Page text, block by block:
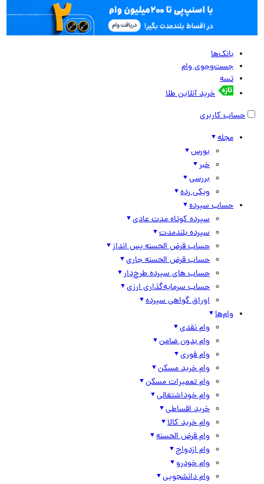
بانک‌ها
جست‌وجوی وام
تسه
خرید آنلاین طلا
حساب کاربری
مجله
بورس
خبر
بررسی
ویکی رده
حساب سپرده
سپرده کوتاه مدت عادی
سپرده بلندمدت
حساب قرض الحسنه پس انداز
حساب قرض الحسنه جاری
حساب های سپرده طرح‌دار
حساب سرمایه‌گذاری ارزی
اوراق گواهی سپرده
وام‌ها
وام نقدی
وام بدون ضامن
وام فوری
وام خرید مسکن
وام تعمیرات مسکن
وام خوداشتغالی
خرید اقساطی
وام خرید کالا
وام قرض الحسنه
وام ازدواج
وام خودرو
وام دانشجویی